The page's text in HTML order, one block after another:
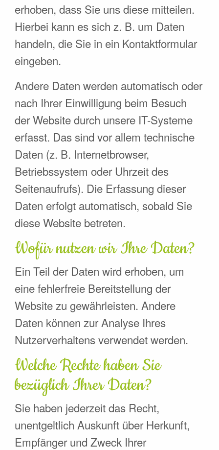
erhoben, dass Sie uns diese mitteilen.
Hierbei kann es sich z. B. um Daten
handeln, die Sie in ein Kontaktformular
eingeben.
Andere Daten werden automatisch oder
nach Ihrer Einwilligung beim Besuch
der Website durch unsere IT-Systeme
erfasst. Das sind vor allem technische
Daten (z. B. Internetbrowser,
Betriebssystem oder Uhrzeit des
Seitenaufrufs). Die Erfassung dieser
Daten erfolgt automatisch, sobald Sie
diese Website betreten.
Wofür nutzen wir Ihre Daten?
Ein Teil der Daten wird erhoben, um
eine fehlerfreie Bereitstellung der
Website zu gewährleisten. Andere
Daten können zur Analyse Ihres
Nutzerverhaltens verwendet werden.
Welche Rechte haben Sie
bezüglich Ihrer Daten?
Sie haben jederzeit das Recht,
unentgeltlich Auskunft über Herkunft,
Empfänger und Zweck Ihrer